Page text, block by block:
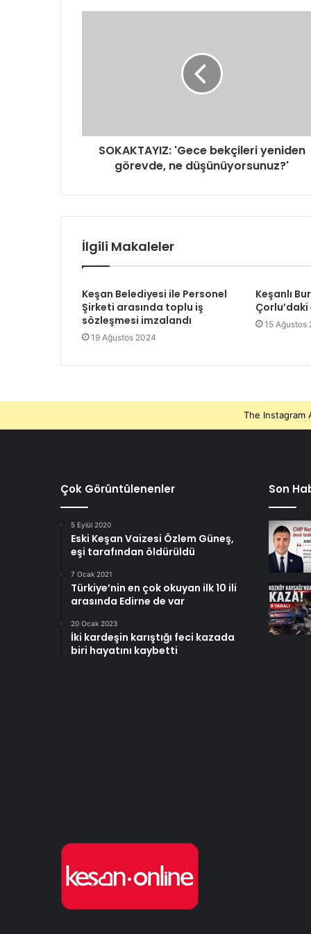
g
n
SOKAKTAYIZ: 'Gece bekçileri yeniden
görevde, ne düşünüyorsunuz?'
İlgili Makaleler
Keşan Belediyesi ile Personel
Şirketi arasında toplu iş
sözleşmesi imzalandı
19 Ağustos 2024
Keşanlı
15 Ağustos
The Instagram
Çok Görüntülenenler
5 Eylül 2020
Eski Keşan Vaizesi Özlem Güneş,
eşi tarafından öldürüldü
7 Ocak 2021
Türkiye’nin en çok okuyan ilk 10 ili
arasında Edirne de var
20 Ocak 2023
İki kardeşin karıştığı feci kazada
biri hayatını kaybetti
Son